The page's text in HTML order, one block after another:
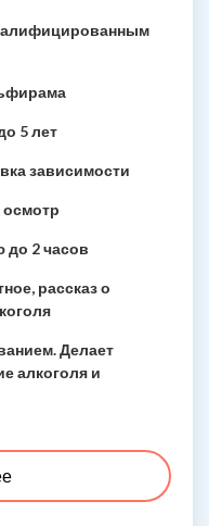
5 лет
зависимости
осмотр
до 2 часов
рассказ о
Делает
алкоголя и